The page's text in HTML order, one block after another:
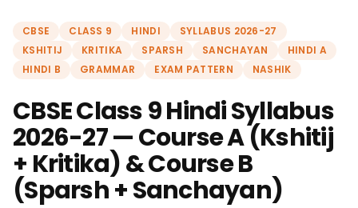
CBSE CLASS 9 HINDI
SYLLABUS 2026-27
KSHITIJ
KRITIKA SPARSH SANCHAYAN
HINDI A
HINDI B
GRAMMAR EXAM PATTERN NASHIK
CBSE Class 9 Hindi Syllabus
2026-27 — Course A (Kshitij
+ Kritika) & Course B
(Sparsh + Sanchayan)